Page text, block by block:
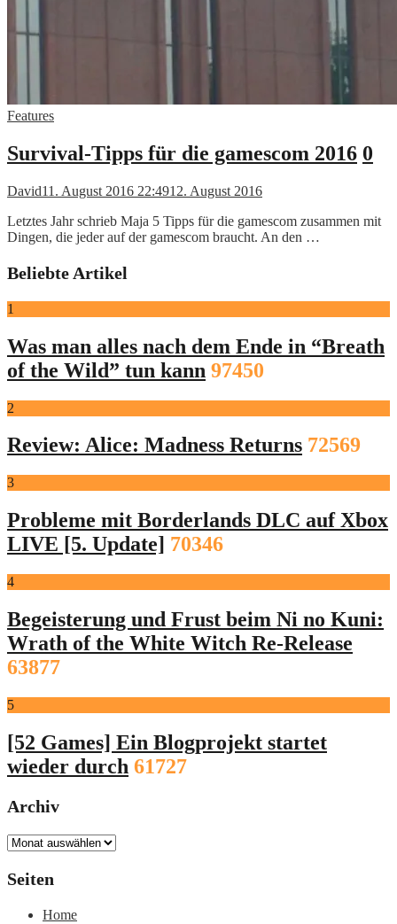
Features
Survival-Tipps für die gamescom 2016 0
David11. August 2016 22:4912. August 2016
Letztes Jahr schrieb Maja 5 Tipps für die gamescom zusammen mit
Dingen, die jeder auf der gamescom braucht. An den …
Beliebte Artikel
1
Was man alles nach dem Ende in “Breath
of the Wild” tun kann 97450
2
Review: Alice: Madness Returns 72569
3
Probleme mit Borderlands DLC auf Xbox
LIVE [5. Update] 70346
4
Begeisterung und Frust beim Ni no Kuni:
Wrath of the White Witch Re-Release
63877
5
[52 Games] Ein Blogprojekt startet
wieder durch 61727
Archiv
Archiv
Seiten
Home